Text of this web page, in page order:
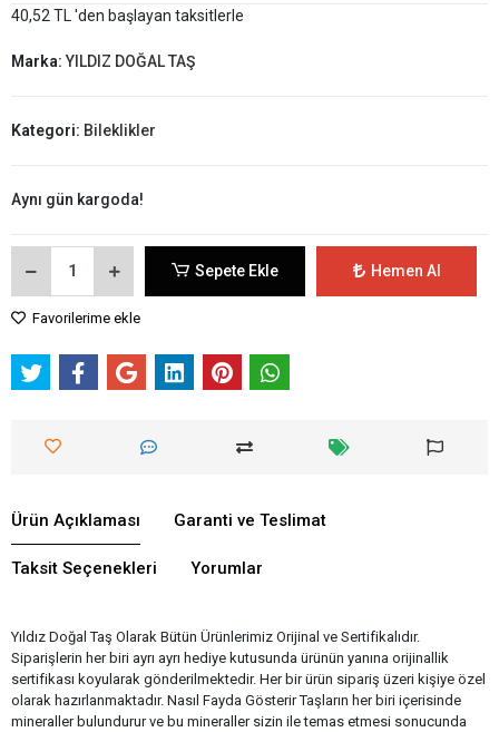
40,52 TL 'den başlayan taksitlerle
Marka:YILDIZ DOĞAL TAŞ
Kategori: Bileklikler
Aynı gün kargoda!
Sepete Ekle Hemen Al
Favorilerime ekle
Ürün Açıklaması Garanti ve Teslimat
Taksit Seçenekleri Yorumlar
Yıldız Doğal Taş Olarak Bütün Ürünlerimiz Orijinal ve Sertifikalıdır.
Siparişlerin her biri ayrı ayrı hediye kutusunda ürünün yanına orijinallik
sertifikası koyularak gönderilmektedir. Her bir ürün sipariş üzeri kişiye özel
olarak hazırlanmaktadır. Nasıl Fayda Gösterir Taşların her biri içerisinde
mineraller bulundurur ve bu mineraller sizin ile temas etmesi sonucunda